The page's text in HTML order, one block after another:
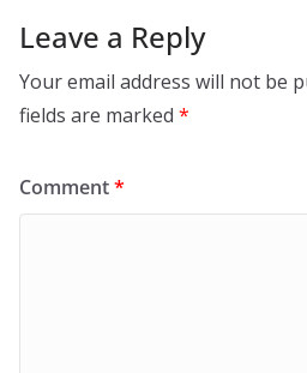
Leave a Reply
Your email address will not be
fields are marked *
Comment*